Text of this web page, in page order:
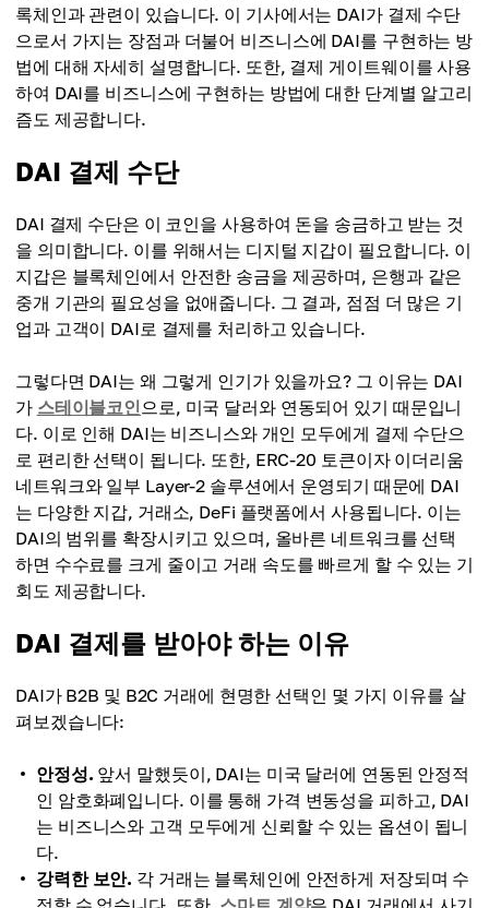
록체인과 관련이 있습니다. 이 기사에서는 DAI가 결제 수단
으로서 가지는 장점과 더불어 비즈니스에 DAI를 구현하는 방
법에 대해 자세히 설명합니다. 또한, 결제 게이트웨이를 사용
하여 DAI를 비즈니스에 구현하는 방법에 대한 단계별 알고리
즘도 제공합니다.
DAI 결제 수단
DAI 결제 수단은 이 코인을 사용하여 돈을 송금하고 받는 것
을 의미합니다. 이를 위해서는 디지털 지갑이 필요합니다. 이
지갑은 블록체인에서 안전한 송금을 제공하며, 은행과 같은
중개 기관의 필요성을 없애줍니다. 그 결과, 점점 더 많은 기
업과 고객이 DAI로 결제를 처리하고 있습니다.
그렇다면 DAI는 왜 그렇게 인기가 있을까요? 그 이유는 DAI
가 스테이블코인으로, 미국 달러와 연동되어 있기 때문입니
다. 이로 인해 DAI는 비즈니스와 개인 모두에게 결제 수단으
로 편리한 선택이 됩니다. 또한, ERC-20 토큰이자 이더리움
네트워크와 일부 Layer-2 솔루션에서 운영되기 때문에 DAI
는 다양한 지갑, 거래소, DeFi 플랫폼에서 사용됩니다. 이는
DAI의 범위를 확장시키고 있으며, 올바른 네트워크를 선택
하면 수수료를 크게 줄이고 거래 속도를 빠르게 할 수 있는 기
회도 제공합니다.
DAI 결제를 받아야 하는 이유
DAI가 B2B 및 B2C 거래에 현명한 선택인 몇 가지 이유를 살
펴보겠습니다:
안정성. 앞서 말했듯이, DAI는 미국 달러에 연동된 안정적
인 암호화폐입니다. 이를 통해 가격 변동성을 피하고, DAI
는 비즈니스와 고객 모두에게 신뢰할 수 있는 옵션이 됩니
다.
강력한 보안. 각 거래는 블록체인에 안전하게 저장되며 수